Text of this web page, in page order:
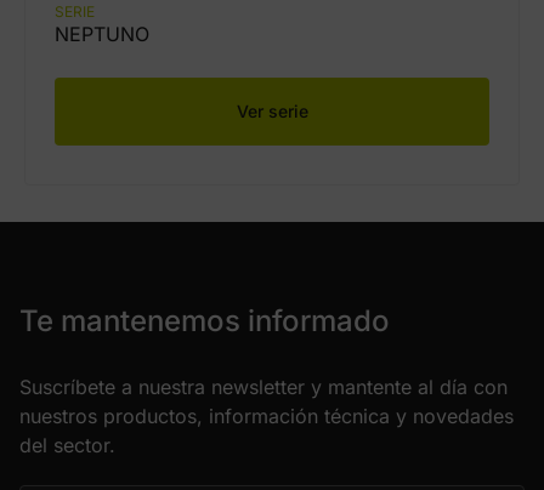
SERIE
NEPTUNO
Ver serie
Te mantenemos informado
Suscríbete a nuestra newsletter y mantente al día con
nuestros productos, información técnica y novedades
del sector.